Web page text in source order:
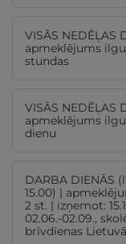
VISĀS NEDĒĻAS
apmeklējums
stundas
VISĀS NEDĒĻAS
apmeklējums
dienu
DARBA DIENĀS
15.00) |
2 st. | izņemot:
02.06.-02.09.,
brīvdienas Lietuvā